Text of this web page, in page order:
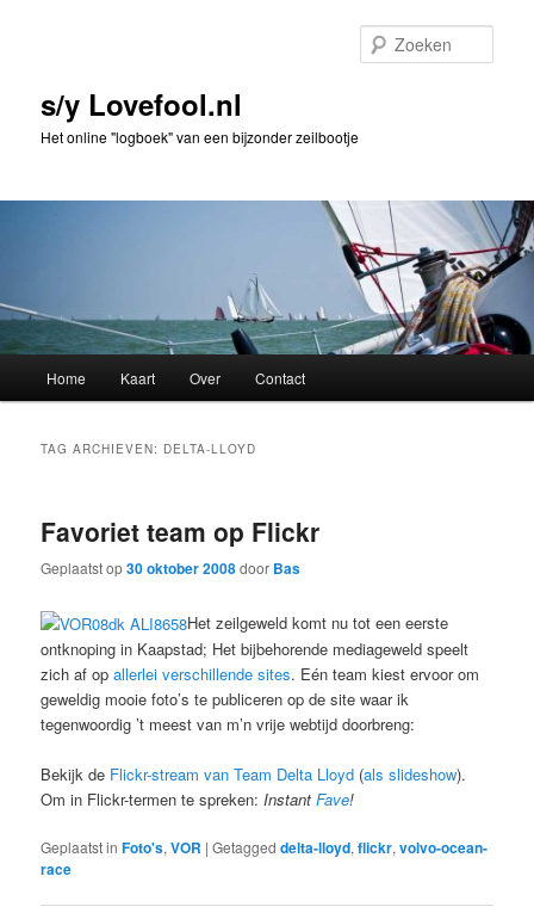
inhoud
inhouds/y Lovefool.nl
Het online "logboek" van een bijzonder zeilbootje
Home Kaart Over Contact
TAG ARCHIEVEN: DELTA-LLOYD
Favoriet team op Flickr
Geplaatst op30 oktober 2008door Bas
Het zeilgeweld komt nu tot een eerste
ontknoping in Kaapstad; Het bijbehorende mediageweld speelt
zich af opallerlei verschillende sites. Eén team kiest ervoor om
geweldig mooie foto’s te publiceren op de site waar ik
tegenwoordig ’t meest van m’n vrije webtijd doorbreng:
Bekijk de Flickr-stream van Team Delta Lloyd (als slideshow).
Om in Flickr-termen te spreken: InstantFave!
Geplaatst in Foto's,VOR |Getagged delta-lloyd,flickr,volvo-ocean-
race